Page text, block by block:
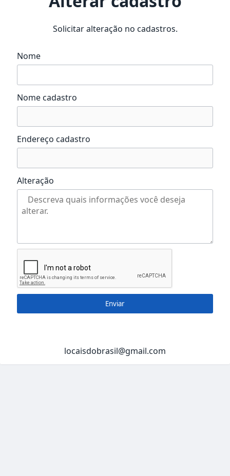
Solicitar alteração no cadastros.
Nome
Nome cadastro
Endereço cadastro
Alteração
Enviar
locaisdobrasil@gmail.com